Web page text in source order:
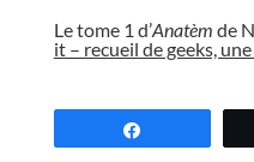
Le tome 1 d’Anatèm de
it – recueil de geeks,